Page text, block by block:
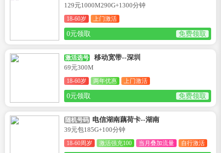
129元1000M290G+1300分钟
18-60岁 上门激活
0元领取 免费领取
激活选号
移动宽带--深圳
69元300M
18-60岁 两年优惠 上门激活
0元领取 免费领取
随机号码 电信湖南藕荷卡--湖南
39元包185G+100分钟
18-60周岁 激活强充100 当月叠加流量 自行激活